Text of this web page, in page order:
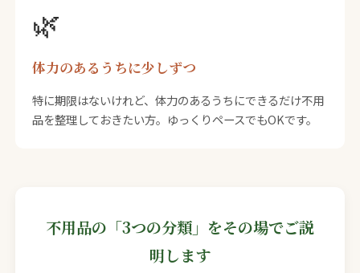
🌿
体力のあるうちに少しずつ
特に期限はないけれど、体力のあるうちにできるだけ不用
品を整理しておきたい方。ゆっくりペースでもOKです。
不用品の「3つの分類」をその場でご説
明します